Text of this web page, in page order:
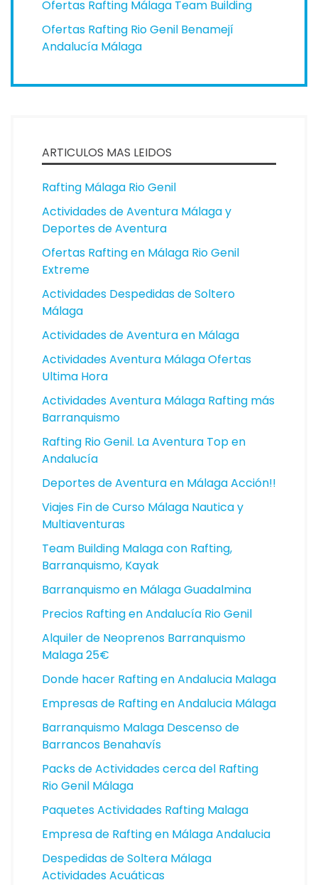
Ofertas Rafting Málaga Team Building
Ofertas Rafting Rio Genil Benamejí
Andalucía Málaga
ARTICULOS MAS LEIDOS
Rafting Málaga Rio Genil
Actividades de Aventura Málaga y
Deportes de Aventura
Ofertas Rafting en Málaga Rio Genil
Extreme
Actividades Despedidas de Soltero
Málaga
Actividades de Aventura en Málaga
Actividades Aventura Málaga Ofertas
Ultima Hora
Actividades Aventura Málaga Rafting más
Barranquismo
Rafting Rio Genil. La Aventura Top en
Andalucía
Deportes de Aventura en Málaga Acción!!
Viajes Fin de Curso Málaga Nautica y
Multiaventuras
Team Building Malaga con Rafting,
Barranquismo, Kayak
Barranquismo en Málaga Guadalmina
Precios Rafting en Andalucía Rio Genil
Alquiler de Neoprenos Barranquismo
Malaga 25€
Donde hacer Rafting en Andalucia Malaga
Empresas de Rafting en Andalucia Málaga
Barranquismo Malaga Descenso de
Barrancos Benahavís
Packs de Actividades cerca del Rafting
Rio Genil Málaga
Paquetes Actividades Rafting Malaga
Empresa de Rafting en Málaga Andalucia
Despedidas de Soltera Málaga
Actividades Acuáticas